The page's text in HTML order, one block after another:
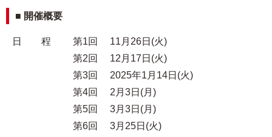
■ 開催概要
日 程 第1回 11月26日(火)
第2回 12月17日(火)
第3回 2025年1月14日(火)
第4回 2月3日(月)
第5回 3月3日(月)
第6回 3月25日(火)